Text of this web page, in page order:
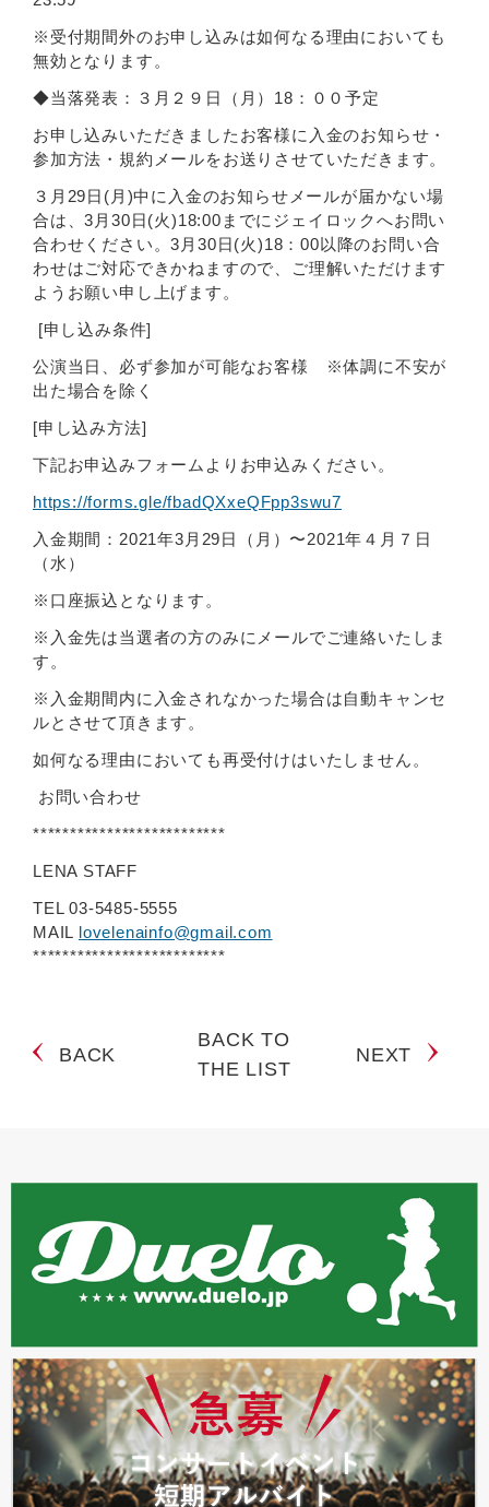
※受付期間外のお申し込みは如何なる理由においても
無効となります。
◆当落発表：３月２９日（月）18：００予定
お申し込みいただきましたお客様に入金のお知らせ・
参加方法・規約メールをお送りさせていただきます。
３月29日(月)中に入金のお知らせメールが届かない場
合は、3月30日(火)18:00までにジェイロックへお問い
合わせください。3月30日(火)18：00以降のお問い合
わせはご対応できかねますので、ご理解いただけます
ようお願い申し上げます。
[申し込み条件]
公演当日、必ず参加が可能なお客様 ※体調に不安が
出た場合を除く
[申し込み方法]
下記お申込みフォームよりお申込みください。
https://forms.gle/fbadQXxeQFpp3swu7
入金期間：2021年3月29日（月）〜2021年４月７日
（水）
※口座振込となります。
※入金先は当選者の方のみにメールでご連絡いたしま
す。
※入金期間内に入金されなかった場合は自動キャンセ
ルとさせて頂きます。
如何なる理由においても再受付けはいたしません。
お問い合わせ
**************************
LENA STAFF
TEL 03-5485-5555
MAIL lovelenainfo@gmail.com
**************************
BACK
BACK TO
THE LIST
NEXT